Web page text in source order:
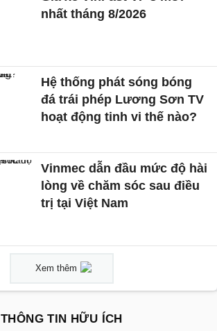
nhất tháng 8/2026
Hệ thống phát sóng bóng
đá trái phép Lương Sơn TV
hoạt động tinh vi thế nào?
Vinmec dẫn đầu mức độ hài
lòng về chăm sóc sau điều
trị tại Việt Nam
Xem thêm
THÔNG TIN HỮU ÍCH